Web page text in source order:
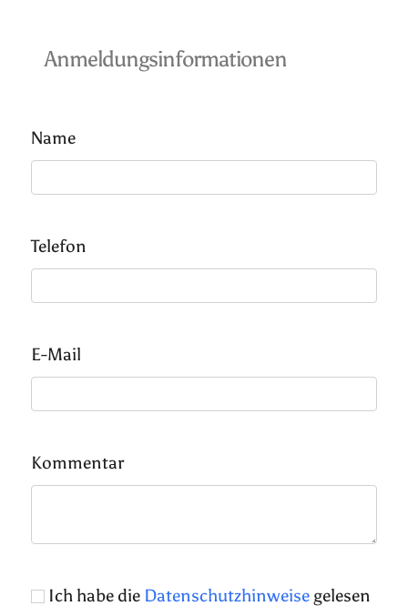
Anmeldungsinformationen
Name
Telefon
E-Mail
Kommentar
Ich habe die Datenschutzhinweise gelesen